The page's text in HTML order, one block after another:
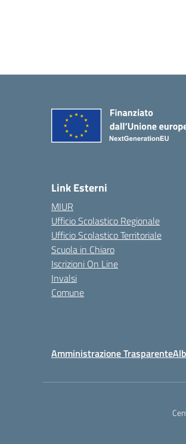
Link Esterni
MIUR
Ufficio Scolastico Regionale
Ufficio Scolastico Territoriale
Scuola in Chiaro
Iscrizioni On Line
Invalsi
Comune
Amministrazione Trasparente